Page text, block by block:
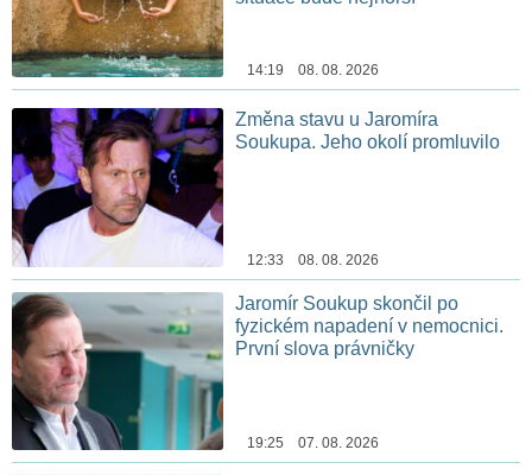
14:19 08. 08. 2026
Změna stavu u Jaromíra
Soukupa. Jeho okolí promluvilo
12:33 08. 08. 2026
Jaromír Soukup skončil po
fyzickém napadení v nemocnici.
První slova právničky
19:25 07. 08. 2026